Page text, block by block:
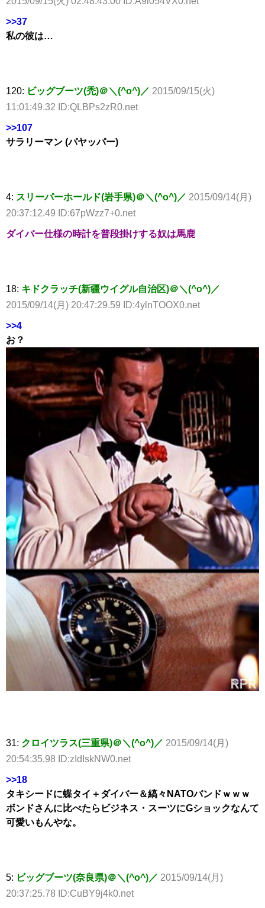
>>37
私の彼は…
120: ビッグブーツ(禿)＠＼(^o^)／ 2015/09/15(火)
11:01:49.32 ID:QLBPs2zR0.net
>>107
サラリーマン (パヤッパー)
4: スリーパーホールド(岩手県)＠＼(^o^)／ 2015/09/14(月)
20:37:12.49 ID:67pWzz7+0.net
ダイバー仕様の時計を普段掛けする奴は馬鹿
18: キドクラッチ(新疆ウイグル自治区)＠＼(^o^)／
2015/09/14(月) 20:47:29.59 ID:4ylnTOOX0.net
>>4
お？
31: クロイツラス(三重県)＠＼(^o^)／ 2015/09/14(月)
20:54:35.98 ID:zIdIskNW0.net
>>18
タキシードに蝶タイ＋ダイバー＆縞々NATOバンドｗｗｗ
ボンドさんに比べたらビジネス・スーツにGショックなんて
可愛いもんやな。
5: ビッグブーツ(奈良県)＠＼(^o^)／ 2015/09/14(月)
20:37:25.78 ID:CuBY9j4k0.net